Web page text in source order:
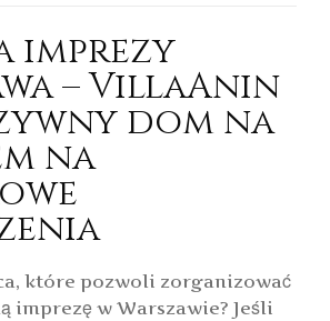
imprezy
– VillaAnin
dom na
na
które pozwoli zorganizować
imprezę w Warszawie? Jeśli